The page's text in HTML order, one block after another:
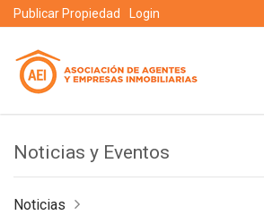
Publicar Propiedad Login
Noticias y Eventos
Noticias